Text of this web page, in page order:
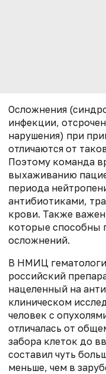
Осложнения
инфекции,
нарушения) при
отличаются от
Поэтому команда
выхаживанию
периода
антибиотиками,
крови. Также
которые способны
осложнений.
В НМИЦ
российский
нацеленный на
клиническом
человек с
отличалась от
забора клеток до
составил чуть
меньше, чем в